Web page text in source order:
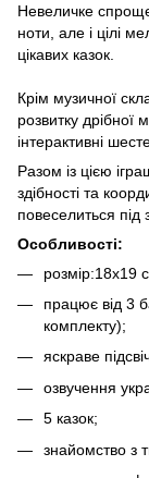
Невеличке
ноти, але і цілі
цікавих казок.
Крім музичної
розвитку
інтерактивні
Разом із цією
здібності та
повеселиться під
Особливості:
розмір:18х19
працює від 3
комплекту);
яскраве
озвучення
5 казок;
знайомство з